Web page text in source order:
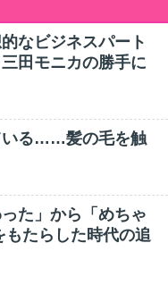
なビジネスパート
田モニカの勝手に
いる……髪の毛を触
た」から「めちゃ
たらした時代の追